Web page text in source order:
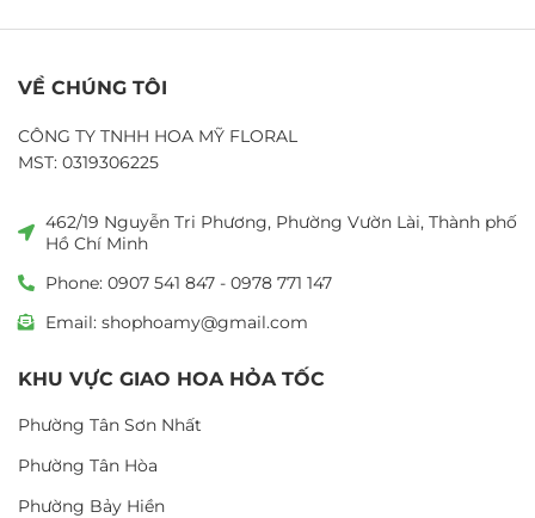
VỀ CHÚNG TÔI
CÔNG TY TNHH HOA MỸ FLORAL
MST: 0319306225
462/19 Nguyễn Tri Phương, Phường Vườn Lài, Thành phố
Hồ Chí Minh
Phone: 0907 541 847 - 0978 771 147
Email: shophoamy@gmail.com
KHU VỰC GIAO HOA HỎA TỐC
Phường Tân Sơn Nhất
Phường Tân Hòa
Phường Bảy Hiền